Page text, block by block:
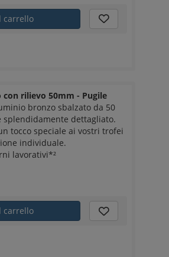
carrello
rilievo 50mm - Pugile
bronzo sbalzato da 50
dettagliato.
tocco speciale ai vostri trofei
individuale.
lavorativi*²
carrello